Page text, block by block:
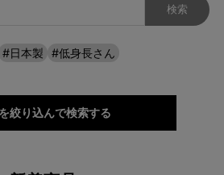
#日本製
#低身長さん
絞り込んで検索する